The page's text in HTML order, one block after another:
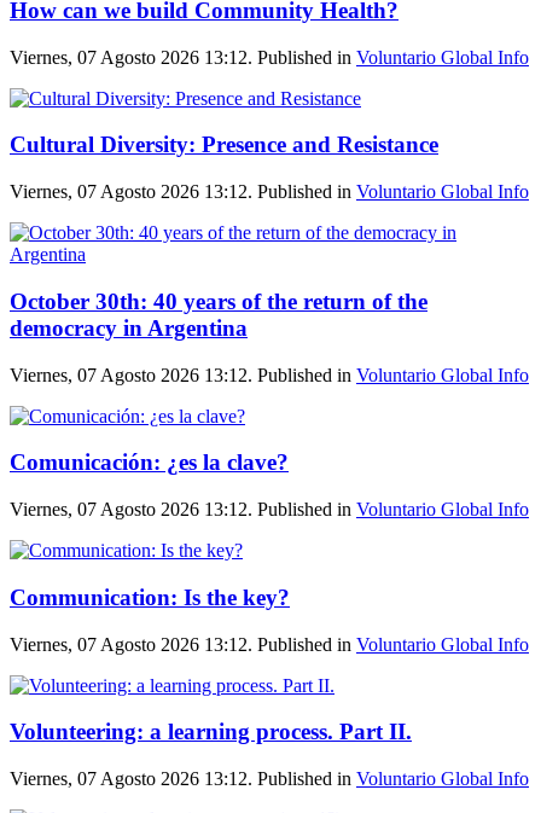
How can we build Community Health?
Viernes, 07 Agosto 2026 13:12. Published in Voluntario Global Info
Cultural Diversity: Presence and Resistance
Viernes, 07 Agosto 2026 13:12. Published in Voluntario Global Info
October 30th: 40 years of the return of the
democracy in Argentina
Viernes, 07 Agosto 2026 13:12. Published in Voluntario Global Info
Comunicación: ¿es la clave?
Viernes, 07 Agosto 2026 13:12. Published in Voluntario Global Info
Communication: Is the key?
Viernes, 07 Agosto 2026 13:12. Published in Voluntario Global Info
Volunteering: a learning process. Part II.
Viernes, 07 Agosto 2026 13:12. Published in Voluntario Global Info